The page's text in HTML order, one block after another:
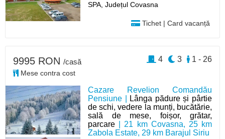
SPA, Județul Covasna
Tichet | Card vacanță
Cazare Revelion Comandău
Pensiune |
Lânga pădure și pârtie
de schi, vedere la munți, bucătărie,
sală de mese, foișor, grătar,
parcare | 21 km Covasna, 25 km
Zabola Estate, 29 km Barajul Siriu
9995 RON /casă
Mese contra cost
1 - 26
3
4